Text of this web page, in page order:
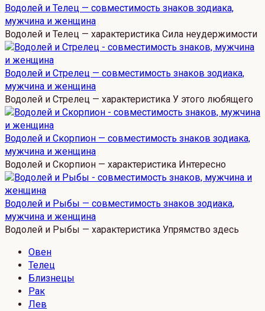
Водолей и Телец — совместимость знаков зодиака,
мужчина и женщина
Водолей и Телец — характеристика Сила неудержимости
Водолей и Стрелец — совместимость знаков зодиака,
мужчина и женщина
Водолей и Стрелец — характеристика У этого любящего
Водолей и Скорпион — совместимость знаков зодиака,
мужчина и женщина
Водолей и Скорпион — характеристика Интересно
Водолей и Рыбы — совместимость знаков зодиака,
мужчина и женщина
Водолей и Рыбы — характеристика Упрямство здесь
Овен
Телец
Близнецы
Рак
Лев